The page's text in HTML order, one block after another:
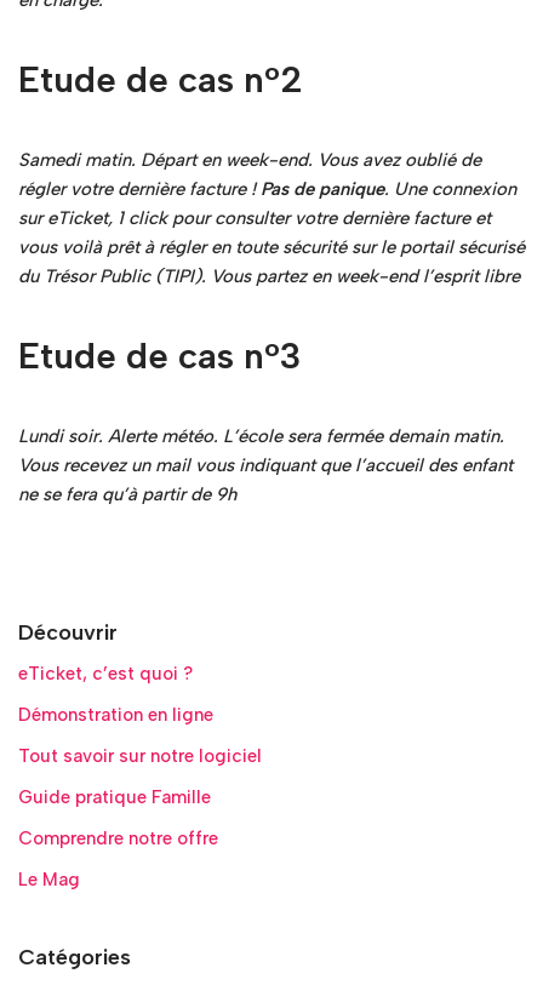
Etude de cas n°2
Samedi matin. Départ en week-end. Vous avez oublié de
régler votre dernière facture !Pas de panique. Une connexion
sur eTicket, 1 click pour consulter votre dernière facture et
vous voilà prêt à régler en toute sécurité sur le portail sécurisé
du Trésor Public (TIPI). Vous partez en week-end l’esprit libre
Etude de cas n°3
Lundi soir. Alerte météo. L’école sera fermée demain matin.
Vous recevez un mail vous indiquant que l’accueil des enfant
ne se fera qu’à partir de 9h
Découvrir
eTicket, c’est quoi ?
Démonstration en ligne
Tout savoir sur notre logiciel
Guide pratique Famille
Comprendre notre offre
Le Mag
Catégories